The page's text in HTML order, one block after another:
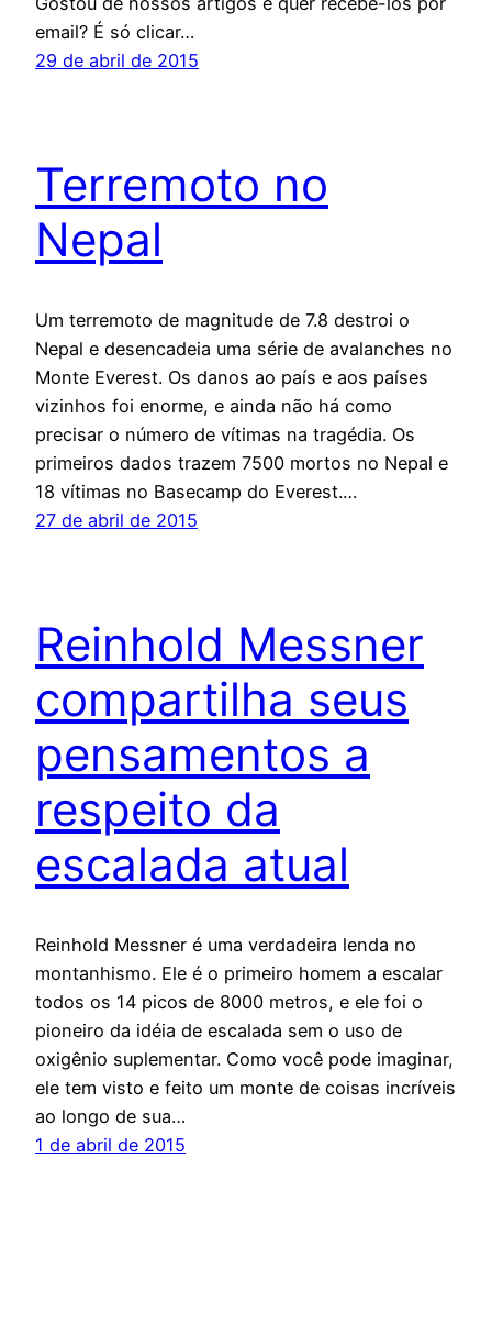
email? É só clicar…
29 de abril de 2015
Terremoto no
Nepal
Um terremoto de magnitude de 7.8 destroi o
Nepal e desencadeia uma série de avalanches no
Monte Everest. Os danos ao país e aos países
vizinhos foi enorme, e ainda não há como
precisar o número de vítimas na tragédia. Os
primeiros dados trazem 7500 mortos no Nepal e
18 vítimas no Basecamp do Everest.…
27 de abril de 2015
Reinhold Messner
compartilha seus
pensamentos a
respeito da
escalada atual
Reinhold Messner é uma verdadeira lenda no
montanhismo. Ele é o primeiro homem a escalar
todos os 14 picos de 8000 metros, e ele foi o
pioneiro da idéia de escalada sem o uso de
oxigênio suplementar. Como você pode imaginar,
ele tem visto e feito um monte de coisas incríveis
ao longo de sua…
1 de abril de 2015